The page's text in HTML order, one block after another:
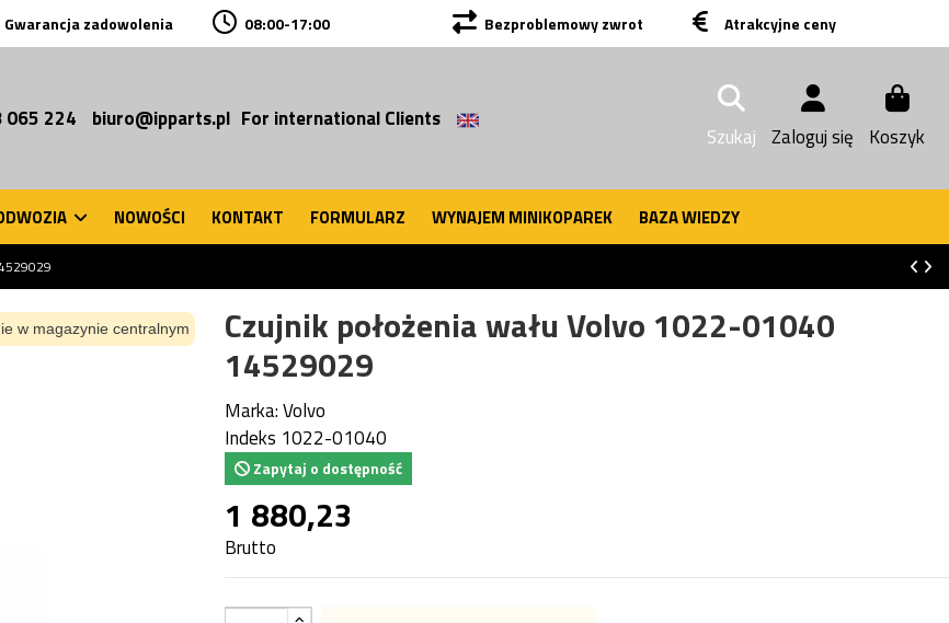
Gwarancja zadowolenia 08:00-17:00 Bezproblemowy zwrot Atrakcyjne ceny
065 224 biuro@ipparts.pl For international Clients
Szukaj Zaloguj się Koszyk
NOWOŚCI KONTAKT FORMULARZ WYNAJEM MINIKOPAREK BAZA WIEDZY
w magazynie centralnym Czujnik położenia wału Volvo 1022-01040
14529029
Marka:Volvo
Indeks 1022-01040
Zapytaj o dostępność
1 880,23
Brutto